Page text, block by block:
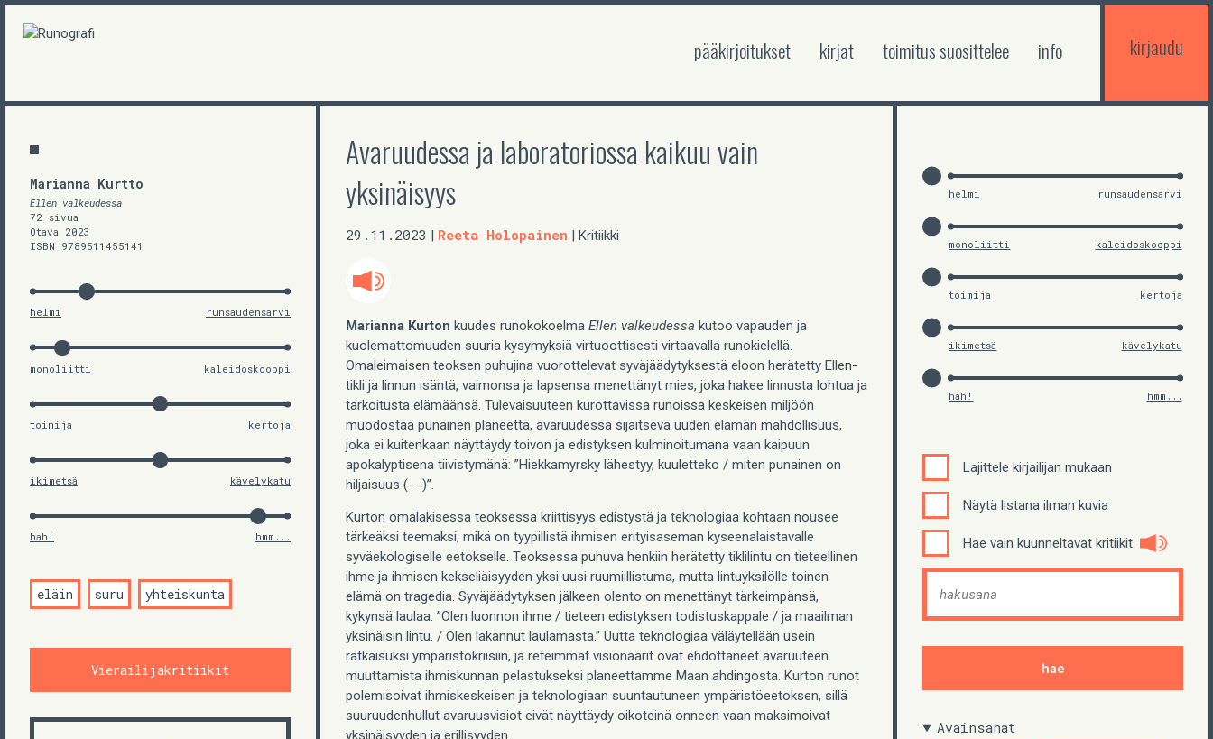
kirjaudu
pääkirjoitukset kirjat toimitus suosittelee info
Marianna Kurtto
Ellen valkeudessa
72 sivua
Otava 2023
ISBN 9789511455141
helmi runsaudensarvi
monoliitti kaleidoskooppi
toimija kertoja
ikimetsä kävelykatu
hah! hmm...
eläin suru yhteiskunta
Vierailijakritiikit
Avaruudessa ja laboratoriossa kaikuu vain
yksinäisyys
29.11.2023 | Reeta Holopainen | Kritiikki
Marianna Kurton kuudes runokokoelma Ellen valkeudessa kutoo vapauden ja
kuolemattomuuden suuria kysymyksiä virtuoottisesti virtaavalla runokielellä.
Omaleimaisen teoksen puhujina vuorottelevat syväjäädytyksestä eloon herätetty Ellen-
tikli ja linnun isäntä, vaimonsa ja lapsensa menettänyt mies, joka hakee linnusta lohtua ja
tarkoitusta elämäänsä. Tulevaisuuteen kurottavissa runoissa keskeisen miljöön
muodostaa punainen planeetta, avaruudessa sijaitseva uuden elämän mahdollisuus,
joka ei kuitenkaan näyttäydy toivon ja edistyksen kulminoitumana vaan kaipuun
apokalyptisena tiivistymänä: ”Hiekkamyrsky lähestyy, kuuletteko / miten punainen on
hiljaisuus (- -)”.
Kurton omalakisessa teoksessa kriittisyys edistystä ja teknologiaa kohtaan nousee
tärkeäksi teemaksi, mikä on tyypillistä ihmisen erityisaseman kyseenalaistavalle
syväekologiselle eetokselle. Teoksessa puhuva henkiin herätetty tiklilintu on tieteellinen
ihme ja ihmisen kekseliäisyyden yksi uusi ruumiillistuma, mutta lintuyksilölle toinen
elämä on tragedia. Syväjäädytyksen jälkeen olento on menettänyt tärkeimpänsä,
kykynsä laulaa: ”Olen luonnon ihme / tieteen edistyksen todistuskappale / ja maailman
yksinäisin lintu. / Olen lakannut laulamasta.” Uutta teknologiaa väläytellään usein
ratkaisuksi ympäristökriisiin, ja reteimmät visionäärit ovat ehdottaneet avaruuteen
muuttamista ihmiskunnan pelastukseksi planeettamme Maan ahdingosta. Kurton runot
polemisoivat ihmiskeskeisen ja teknologiaan suuntautuneen ympäristöeetoksen, sillä
suuruudenhullut avaruusvisiot eivät näyttäydy oikoteinä onneen vaan maksimoivat
yksinäisyyden ja erillisyyden.
helmi runsaudensarvi
monoliitti kaleidoskooppi
toimija kertoja
ikimetsä kävelykatu
hah! hmm...
Lajittele kirjailijan mukaan
Näytä listana ilman kuvia
Hae vain kuunneltavat kritiikit
Avainsanat